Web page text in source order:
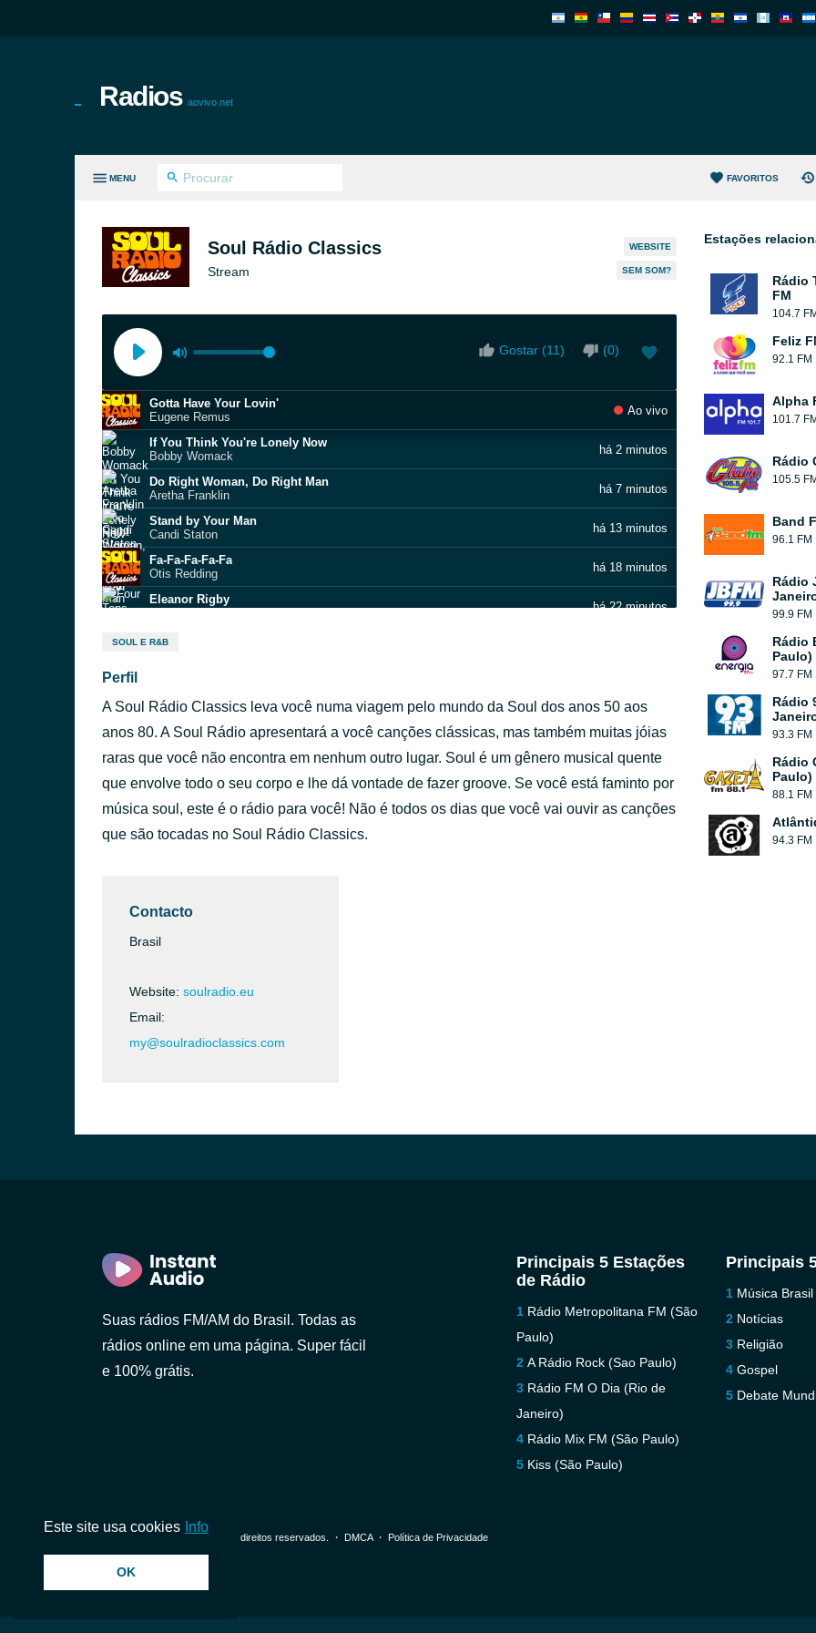
Radios aovivo.net
MENU FAVORITOS
Soul Rádio Classics
Stream
WEBSITE
SEM SOM?
Gostar (11) (0)
Gotta Have Your Lovin'
Eugene Remus
Ao vivo
If You Think You're Lonely Now
Bobby Womack
há 2 minutos
Do Right Woman, Do Right Man
Aretha Franklin
há 7 minutos
Stand by Your Man
Candi Staton
há 13 minutos
Fa-Fa-Fa-Fa-Fa
Otis Redding
há 18 minutos
Eleanor Rigby
há 22 minutos
Way Over There
Ella Fitzgerald
há 36 minutos
Little Red Corvette
há 41 minutos
SOUL E R&B
Perfil
A Soul Rádio Classics leva você numa viagem pelo mundo da Soul dos anos 50 aos
anos 80. A Soul Rádio apresentará a você canções clássicas, mas também muitas jóias
raras que você não encontra em nenhum outro lugar. Soul é um gênero musical quente
que envolve todo o seu corpo e lhe dá vontade de fazer groove. Se você está faminto por
música soul, este é o rádio para você! Não é todos os dias que você vai ouvir as canções
que são tocadas no Soul Rádio Classics.
Contacto
Brasil
Website: soulradio.eu
Email:
my@soulradioclassics.com
Estações
Rádio
FM
104.7 FM
Feliz
92.1 FM
Alpha
101.7 FM
Rádio
105.5 FM
Band
96.1 FM
Rádio
99.9 FM
Rádio
Paulo)
97.7 FM
Rádio
93.3 FM
Rádio
Paulo)
88.1 FM
94.3 FM
Suas rádios FM/AM do Brasil. Todas as
rádios online em uma página. Super fácil
e 100% grátis.
Principais 5 Estações
de Rádio
Rádio Metropolitana FM (São
Paulo)
A Rádio Rock (Sao Paulo)
Rádio FM O Dia (Rio de
Janeiro)
Rádio Mix FM (São Paulo)
Kiss (São Paulo)
Principais
Música Brasil
Notícias
Religião
Gospel
Debate
© 2026 InstantAudio. Todos os direitos reservados. ・ DMCA・ Política de Privacidade
Este site usa cookies Info
OK